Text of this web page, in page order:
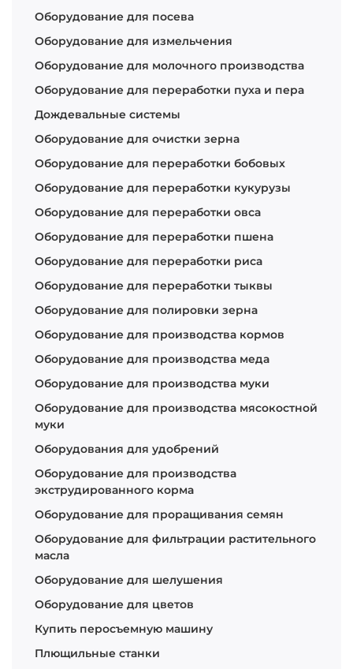
Оборудование для посева
Оборудование для измельчения
Оборудование для молочного производства
Оборудование для переработки пуха и пера
Дождевальные системы
Оборудование для очистки зерна
Оборудование для переработки бобовых
Оборудование для переработки кукурузы
Оборудование для переработки овса
Оборудование для переработки пшена
Оборудование для переработки риса
Оборудование для переработки тыквы
Оборудование для полировки зерна
Оборудование для производства кормов
Оборудование для производства меда
Оборудование для производства муки
Оборудование для производства мясокостной
муки
Оборудования для удобрений
Оборудование для производства
экструдированного корма
Оборудование для проращивания семян
Оборудование для фильтрации растительного
масла
Оборудование для шелушения
Оборудование для цветов
Купить перосъемную машину
Плющильные станки